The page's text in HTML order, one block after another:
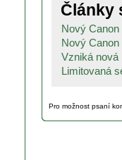
Články
Nový
Nový
Vzniká nová
Limitovaná
Pro možnost psaní